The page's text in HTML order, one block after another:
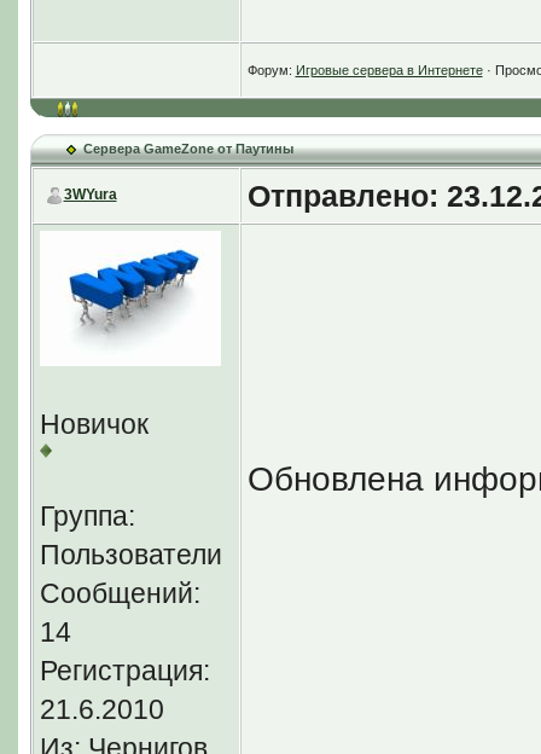
крутятся, это все
А выкидывать
смысла не вижу.
Форум: Игровые сервера в Интернете·
Сервера GameZone от Паутины
3WYura Отправлено:
Новичок
Группа:
Пользователи
Сообщений:
14
Регистрация:
21.6.2010
Обновлена